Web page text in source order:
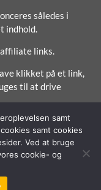
således i
indhold.
links.
klikket på et link,
til at drive
samt
samt cookies
Ved at bruge
cookie- og